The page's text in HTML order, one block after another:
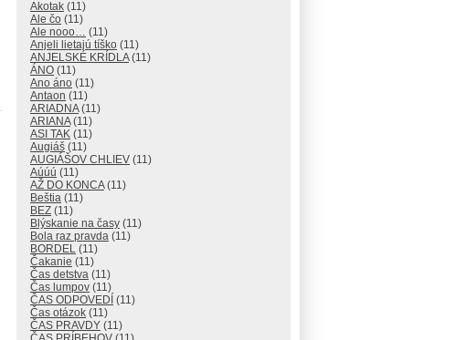
Akotak (11)
Ale čo (11)
Ale nooo… (11)
Anjeli lietajú tíško (11)
ANJELSKÉ KRÍDLA(11)
ÁNO (11)
Ano áno (11)
Antaon (11)
ARIADNA(11)
ARIANA(11)
ASI TAK (11)
Augiáš (11)
AUGIÁŠOV CHLIEV (11)
Aúúú (11)
AŽ DO KONCA(11)
Beštia (11)
BEZ (11)
Blýskanie na časy (11)
Bola raz pravda (11)
BORDEL (11)
Čakanie (11)
Čas detstva (11)
Čas lumpov (11)
ČAS ODPOVEDÍ (11)
Čas otázok (11)
ČAS PRAVDY (11)